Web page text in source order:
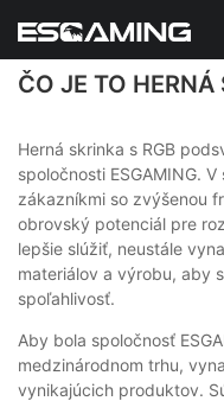
ČO JE TO HERNÁ
Herná skrinka s RGB
spoločnosti ESGAMING.
zákazníkmi so zvýšenou
obrovský potenciál pre
lepšie slúžiť, neustále
materiálov a výrobu, aby
spoľahlivosť.
Aby bola spoločnosť
medzinárodnom trhu,
vynikajúcich produktov.